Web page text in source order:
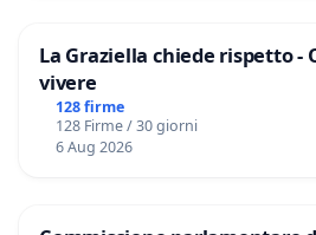
La Graziella chiede rispetto -
vivere
128 firme
128 Firme / 30 giorni
6 Aug 2026